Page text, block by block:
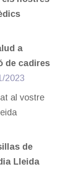
a
de cadires
2023
al vostre
de
Lleida